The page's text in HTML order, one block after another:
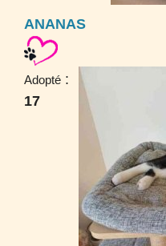
ANANAS
Adopté :
17